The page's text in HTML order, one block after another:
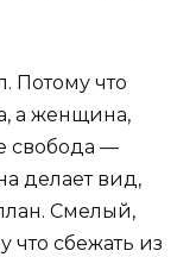
Потому что
а женщина,
свобода —
делает вид,
Смелый,
что сбежать из